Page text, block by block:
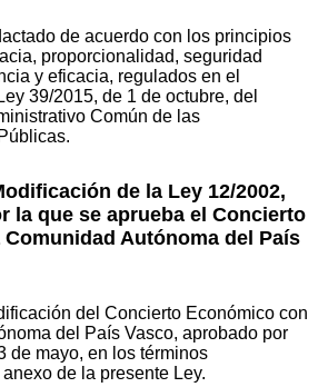
de acuerdo con los principios
proporcionalidad, seguridad
y eficacia, regulados en el
39/2015, de 1 de octubre, del
Común de las
de la Ley 12/2002,
la que se aprueba el Concierto
Autónoma del País
del Concierto Económico con
del País Vasco, aprobado por
de mayo, en los términos
de la presente Ley.